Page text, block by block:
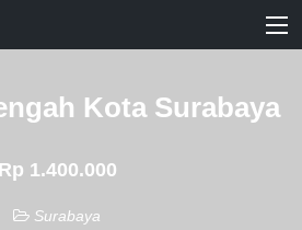
Kota Surabaya
Rp 1.400.000
Surabaya